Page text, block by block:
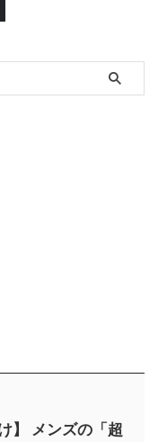
】 メンズの「超